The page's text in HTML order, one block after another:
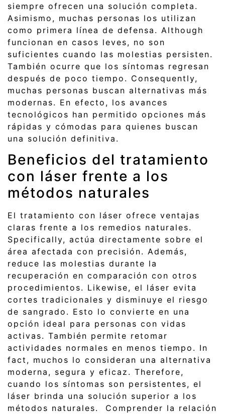
siempre ofrecen una solución completa.
Asimismo, muchas personas los utilizan
como primera línea de defensa. Although
funcionan en casos leves, no son
suficientes cuando las molestias persisten.
También ocurre que los síntomas regresan
después de poco tiempo. Consequently,
muchas personas buscan alternativas más
modernas. En efecto, los avances
tecnológicos han permitido opciones más
rápidas y cómodas para quienes buscan
una solución definitiva.
Beneficios del tratamiento
con láser frente a los
métodos naturales
El tratamiento con láser ofrece ventajas
claras frente a los remedios naturales.
Specifically, actúa directamente sobre el
área afectada con precisión. Además,
reduce las molestias durante la
recuperación en comparación con otros
procedimientos. Likewise, el láser evita
cortes tradicionales y disminuye el riesgo
de sangrado. Esto lo convierte en una
opción ideal para personas con vidas
activas. También permite retomar
actividades normales en menos tiempo. In
fact, muchos lo consideran una alternativa
moderna, segura y eficaz. Therefore,
cuando los síntomas son persistentes, el
láser brinda una solución superior a los
métodos naturales. Comprender la relación